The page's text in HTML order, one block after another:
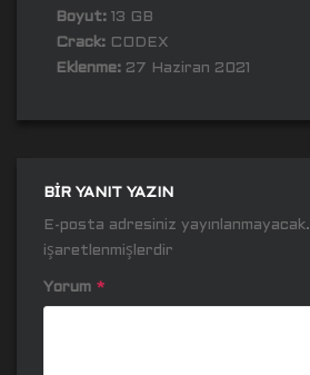
Boyut: 13 GB
Crack: CODEX
Eklenme: 27 Haziran 2021
BIR YANIT YAZIN
E-posta adresiniz yayınlanmayacak.
işaretlenmişlerdir
Yorum *